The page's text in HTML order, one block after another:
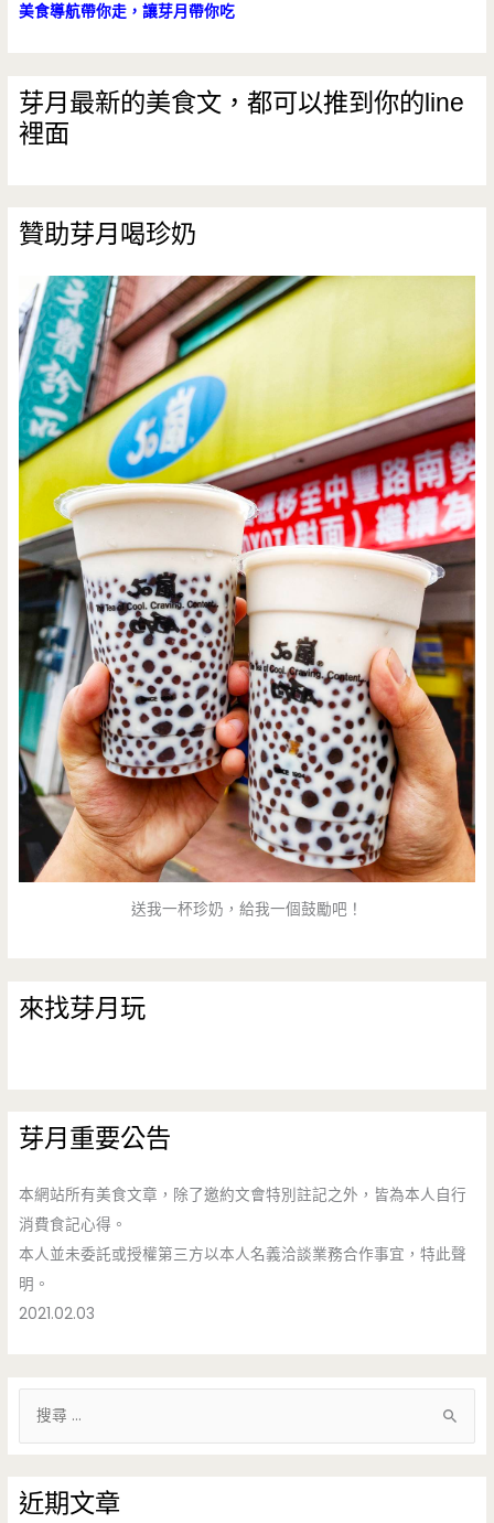
美食導航帶你走，讓芽月帶你吃
芽月最新的美食文，都可以推到你的line
裡面
贊助芽月喝珍奶
送我一杯珍奶，給我一個鼓勵吧！
來找芽月玩
芽月重要公告
本網站所有美食文章，除了邀約文會特別註記之外，皆為本人自行
消費食記心得。
本人並未委託或授權第三方以本人名義洽談業務合作事宜，特此聲
明。
2021.02.03
鍵
近期文章